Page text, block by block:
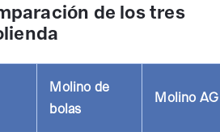
de los tres
Molino de
bolas
Molino AG